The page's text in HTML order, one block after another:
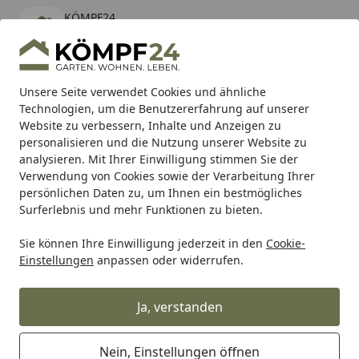
Unsere Seite verwendet Cookies und ähnliche
Technologien, um die Benutzererfahrung auf unserer
Website zu verbessern, Inhalte und Anzeigen zu
personalisieren und die Nutzung unserer Website zu
analysieren. Mit Ihrer Einwilligung stimmen Sie der
Verwendung von Cookies sowie der Verarbeitung Ihrer
persönlichen Daten zu, um Ihnen ein bestmögliches
Surferlebnis und mehr Funktionen zu bieten.
Sie können Ihre Einwilligung jederzeit in den Cookie-
Einstellungen anpassen oder widerrufen.
Ja, verstanden
Nein, Einstellungen öffnen
KÖMPF24
kostenlos - Im App Store
Hotline
Alle Produkte
Mein Konto
Suchen
Karibu Pools inkl. gratis Sandfilteranlage & Pool-
Starterset (Gesamtwert bis 468,99€)
Startseite
WMF Küchenhelfer Bar & Weinzubehör
WMF Flaschenverschluss
Ihre Artikelübersicht